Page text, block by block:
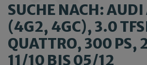
SUCHE NACH:
(4G2, 4GC), 3.0
QUATTRO, 300 PS,
11/10 BIS 05/12